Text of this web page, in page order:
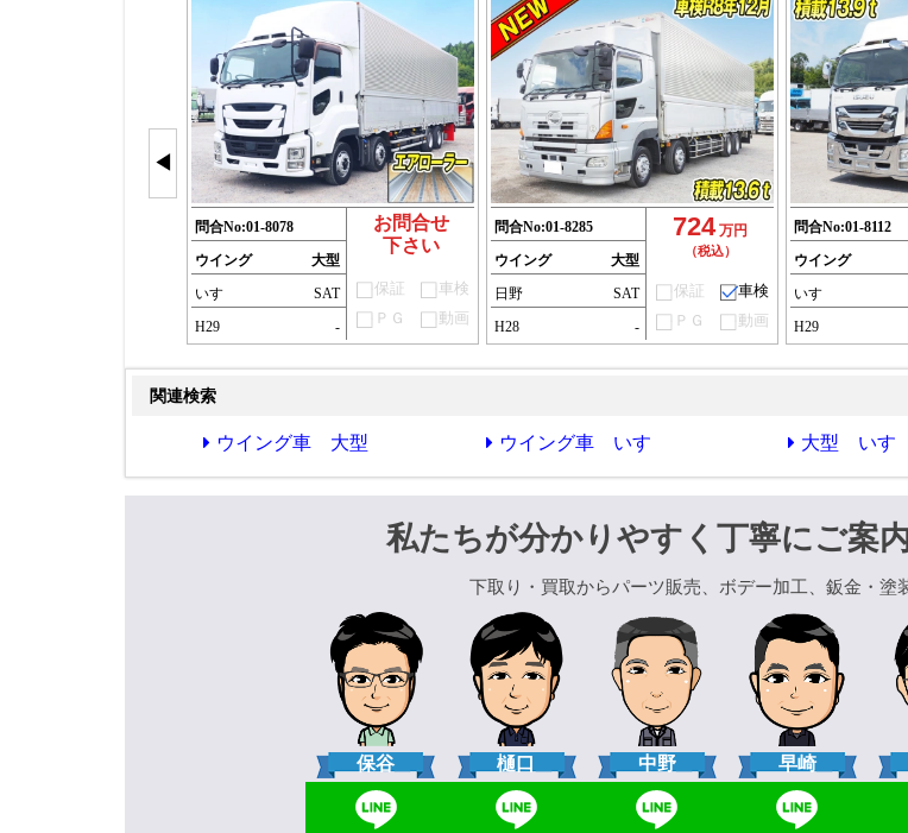
◀
問合No:01-8078
ウイング
大型
いすゞ
SAT
H29
-
お問合せ
下さい
保証
車検
ＰＧ
動画
問合No:01-8285
ウイング
大型
日野
SAT
H28
-
724 万円
（税込）
保証
車検
ＰＧ
動画
問合No:01-8112
ウイング
いすゞ
H29
関連検索
ウイング車 大型 ウイング車 いすゞ 大型 いすゞ
私たちが分かりやすく丁寧にご案
下取り・買取からパーツ販売、ボデー加工、鈑金・塗
保谷 樋口 中野 早崎